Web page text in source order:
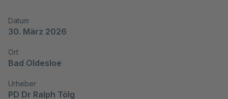
Datum
30. März 2026
Ort
Bad Oldesloe
Urheber
PD Dr Ralph Tölg